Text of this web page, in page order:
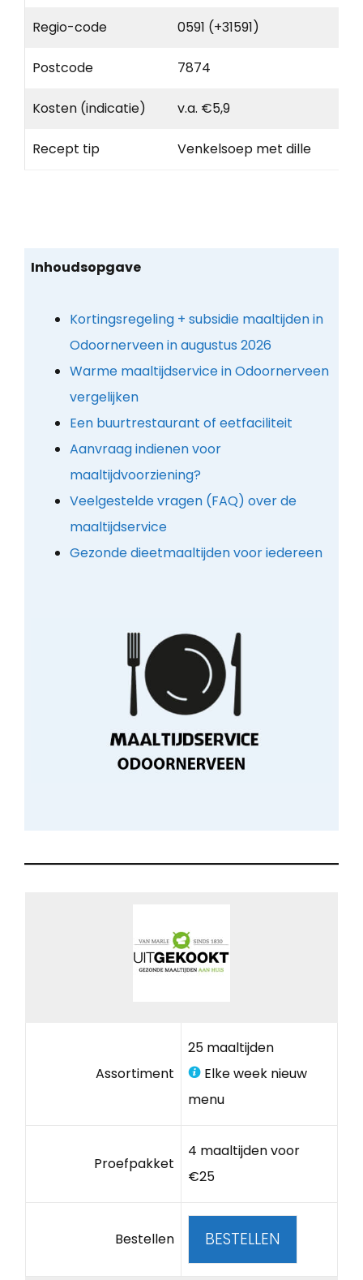
Regio-code 0591 (+31591)
Postcode 7874
Kosten (indicatie) v.a. €5,9
Recept tip Venkelsoep met dille
Inhoudsopgave
Kortingsregeling + subsidie maaltijden in
Odoornerveen in augustus 2026
Warme maaltijdservice in Odoornerveen
vergelijken
Een buurtrestaurant of eetfaciliteit
Aanvraag indienen voor
maaltijdvoorziening?
Veelgestelde vragen (FAQ) over de
maaltijdservice
Gezonde dieetmaaltijden voor iedereen
Assortiment
25 maaltijden
Elke week nieuw
menu
Proefpakket
4 maaltijden voor
€25
Bestellen BESTELLEN